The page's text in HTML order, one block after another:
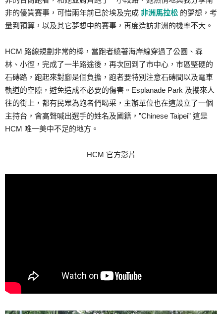
非的優質賽事，可惜兩年前已於埃及完成 非洲馬拉松 的夢想，考
量到預算，以及其它夢想中的賽事，再度造訪非洲的機率不大。
HCM 路線規劃非常的棒，當跑者繞著海岸線穿過了公園、森
林、小徑，完成了一半路途後，再次回到了市中心，市區堅硬的
石磚路，跑起來對腳是個負擔，跑者要特別注意石磚間以及電車
軌道的空隙，避免造成不必要的傷害。Esplanade Park 及攜來人
往的街上，都有民眾為跑者們喝采，主辦單位也在這設立了一個
主持台，會高聲喊出選手的姓名及國籍，”Chinese Taipei” 這是
HCM 唯一美中不足的地方。
HCM 官方影片